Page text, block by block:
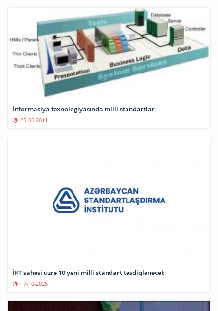
İnformasiya texnologiyasında milli standartlar
25-06-2011
İKT sahəsi üzrə 10 yeni milli standart təsdiqlənəcək
17-10-2025